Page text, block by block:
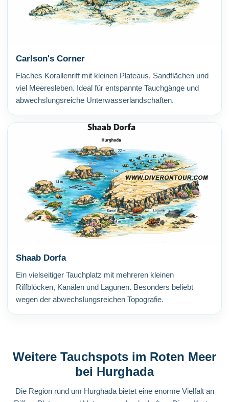
Carlson's Corner
Flaches Korallenriff mit kleinen Plateaus, Sandflächen und
viel Meeresleben. Ideal für entspannte Tauchgänge und
abwechslungsreiche Unterwasserlandschaften.
Shaab Dorfa
Ein vielseitiger Tauchplatz mit mehreren kleinen
Riffblöcken, Kanälen und Lagunen. Besonders beliebt
wegen der abwechslungsreichen Topografie.
Weitere Tauchspots im Roten Meer
bei Hurghada
Die Region rund um Hurghada bietet eine enorme Vielfalt an